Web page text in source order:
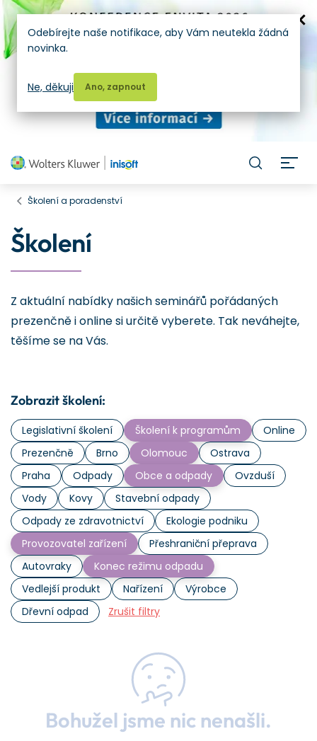
Školení a poradenství
Školení
Z aktuální nabídky našich seminářů pořádaných
prezenčně i online si určitě vyberete. Tak neváhejte,
těšíme se na Vás.
Zobrazit školení:
Legislativní školení Školení k programům
Online
Prezenčně
Brno Olomouc
Ostrava
Praha
Odpady Obce a odpady
Ovzduší
Vody
Kovy
Stavební odpady
Odpady ze zdravotnictví
Ekologie podniku
Provozovatel zařízení
Přeshraniční přeprava
Autovraky
Konec režimu odpadu
Vedlejší produkt
Nařízení
Výrobce
Dřevní odpad
Zrušit filtry
Bohužel jsme nic nenašli.
Odebírejte naše notifikace, aby Vám neutekla žádná
novinka.
Ano, zapnout
Ne, děkuji